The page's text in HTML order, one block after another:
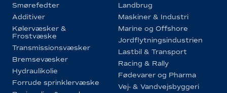
Smørefedter
Additiver
Kølervæsker &
Frostvæske
Transmissionsvæsker
Bremsevæsker
Hydraulikolie
Forrude sprinklervæske
Landbrug
Maskiner & Industri
Marine og Offshore
Jordflytningsindustrien
Lastbil & Transport
Racing & Rally
Fødevarer og Pharma
Vej- & Vandvejsbyggeri